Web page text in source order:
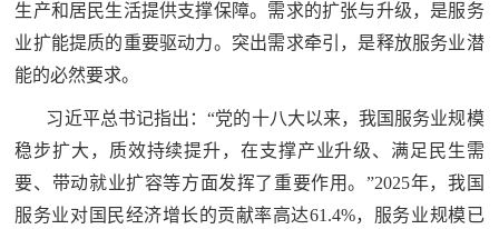
追
踪
防
规
国
防
法
国
防
生产和居民生活提供支撑保障。需求的扩张与升级，是服务
业扩能提质的重要驱动力。突出需求牵引，是释放服务业潜
能的必然要求。
习近平总书记指出：“党的十八大以来，我国服务业规模
稳步扩大，质效持续提升，在支撑产业升级、满足民生需
要、带动就业扩容等方面发挥了重要作用。”2025年，我国
服务业对国民经济增长的贡献率高达61.4%，服务业规模已